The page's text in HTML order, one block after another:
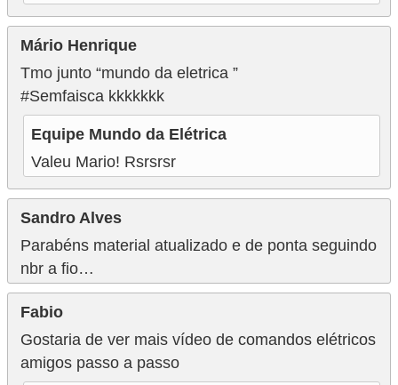
Mário Henrique
Tmo junto “mundo da eletrica ”
#Semfaisca kkkkkkk
Equipe Mundo da Elétrica
Valeu Mario! Rsrsrsr
Sandro Alves
Parabéns material atualizado e de ponta seguindo
nbr a fio…
Fabio
Gostaria de ver mais vídeo de comandos elétricos
amigos passo a passo